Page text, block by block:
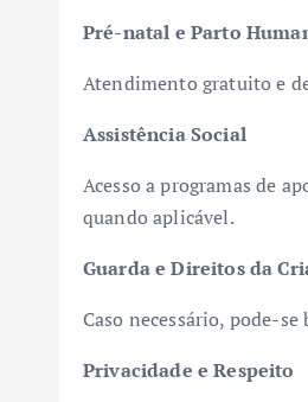
Pré-natal e Parto
Atendimento gratuito e
Assistência Social
Acesso a programas de
quando aplicável.
Guarda e Direitos da
Caso necessário, pode-
Privacidade e Respeito